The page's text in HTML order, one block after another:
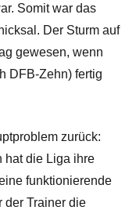
Somit war das
Der Sturm auf
gewesen, wenn
DFB-Zehn) fertig
zurück:
hat die Liga ihre
funktionierende
der Trainer die